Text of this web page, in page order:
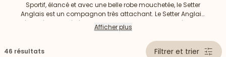
Sportif, élancé et avec une belle robe mouchetée, le Setter
Anglais est un compagnon très attachant. Le Setter Anglais
se dépense généralement sans compter et a donc des
besoins énergétiques plus élevés que certains chiens de la
Découvrez les croquettes Ultra Premium Direct adaptées pour
votre Setter Anglais.
Afficher plus
46 résultats Filtrer et trier